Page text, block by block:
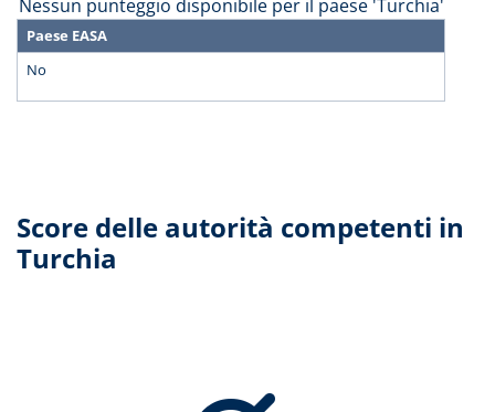
Nessun punteggio disponibile per il paese 'Turchia'
Paese EASA
No
Score delle autorità competenti in
Turchia